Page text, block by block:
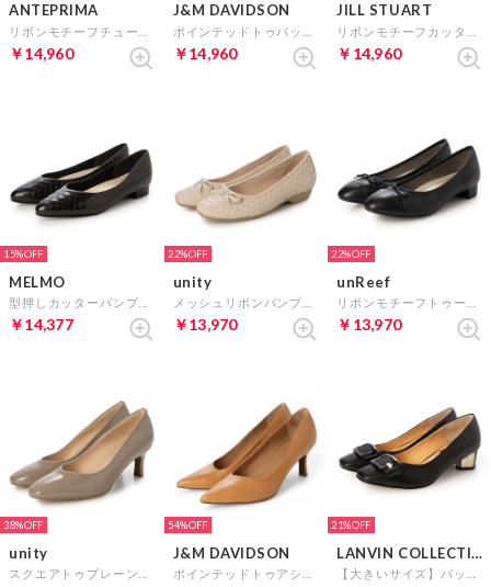
ANTEPRIMA
￥14,960
J&M DAVIDSON
￥14,960
JILL STUART
￥14,960
15%
MELMO
￥14,377
22%
unity
￥13,970
22%
unReef
￥13,970
38%
unity
54%
J&M DAVIDSON
21%
LANVIN COLLECTION